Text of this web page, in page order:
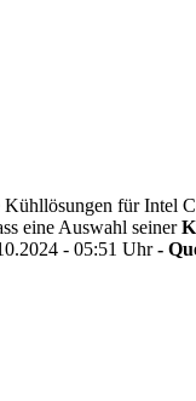
für Intel
eine Auswahl seiner
- 05:51 Uhr-